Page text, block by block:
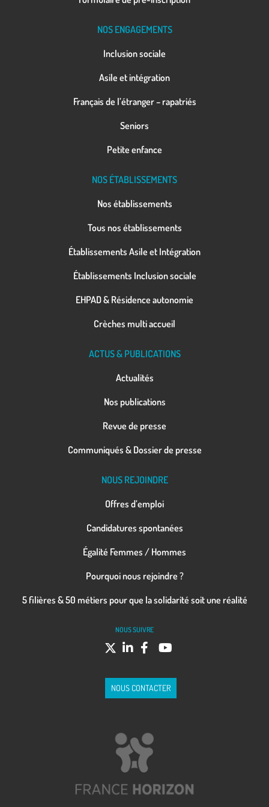
NOS ENGAGEMENTS
Inclusion sociale
Asile et intégration
Français de l’étranger – rapatriés
Seniors
Petite enfance
NOS ÉTABLISSEMENTS
Nos établissements
Tous nos établissements
Établissements Asile et Intégration
Établissements Inclusion sociale
EHPAD & Résidence autonomie
Crèches multi accueil
ACTUS & PUBLICATIONS
Actualités
Nos publications
Revue de presse
Communiqués & Dossier de presse
NOUS REJOINDRE
Offres d’emploi
Candidatures spontanées
Égalité Femmes / Hommes
Pourquoi nous rejoindre ?
5 filières & 50 métiers pour que la solidarité soit une réalité
NOUS SUIVRE
NOUS CONTACTER